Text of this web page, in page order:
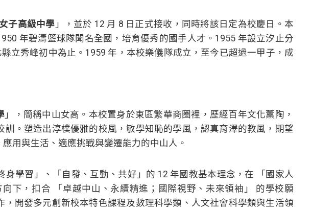
子高級中學 」，並於 12 月 8 日正式接收，同時將該日定為校慶日。本
年碧濤籃球隊聞名全國，培育優秀的國手人才。1955 年設立汐止分
立秀峰初中為止。1959 年，本校樂儀隊成立，至今已超過一甲子，成
」，簡稱中山女高。本校置身於東區繁華商圈裡，歷經百年文化薰陶，
。塑造出淳樸優雅的校風，敏學知恥的學風，認真育澤的教風，期望
用與生活、適應挑戰與變遷能力的中山人。
學習」、「自發、互動、共好」的 12 年國教基本理念，在 「國家人
下，扣合 「卓越中山、永續精進；國際視野、未來領袖」 的學校願
開發多元創新校本特色課程及數理科學類、人文社會科學類與生活領